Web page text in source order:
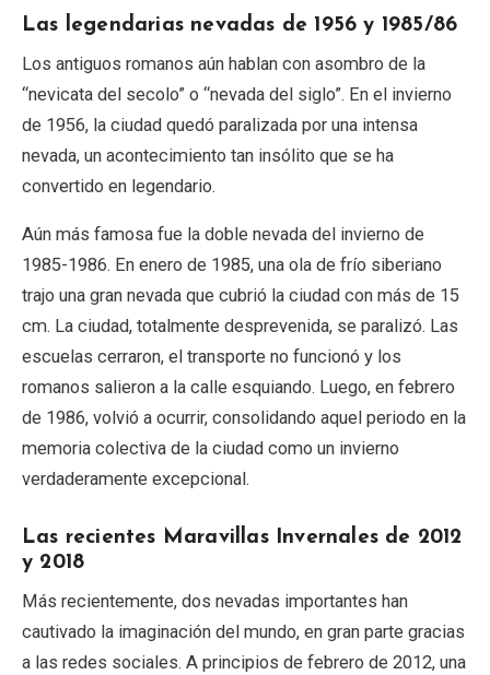
Las legendarias nevadas de 1956 y 1985/86
Los antiguos romanos aún hablan con asombro de la
“nevicata del secolo” o “nevada del siglo”. En el invierno
de 1956, la ciudad quedó paralizada por una intensa
nevada, un acontecimiento tan insólito que se ha
convertido en legendario.
Aún más famosa fue la doble nevada del invierno de
1985-1986. En enero de 1985, una ola de frío siberiano
trajo una gran nevada que cubrió la ciudad con más de 15
cm. La ciudad, totalmente desprevenida, se paralizó. Las
escuelas cerraron, el transporte no funcionó y los
romanos salieron a la calle esquiando. Luego, en febrero
de 1986, volvió a ocurrir, consolidando aquel periodo en la
memoria colectiva de la ciudad como un invierno
verdaderamente excepcional.
Las recientes Maravillas Invernales de 2012
y 2018
Más recientemente, dos nevadas importantes han
cautivado la imaginación del mundo, en gran parte gracias
a las redes sociales. A principios de febrero de 2012, una